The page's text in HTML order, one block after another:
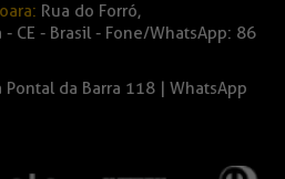
Rua do Forró,
CE - Brasil - Fone/WhatsApp: 86
Pontal da Barra 118 | WhatsApp